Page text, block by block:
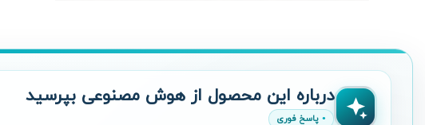
درباره این محصول از هوش مصنوعی بپرسید
پاسخ فوری